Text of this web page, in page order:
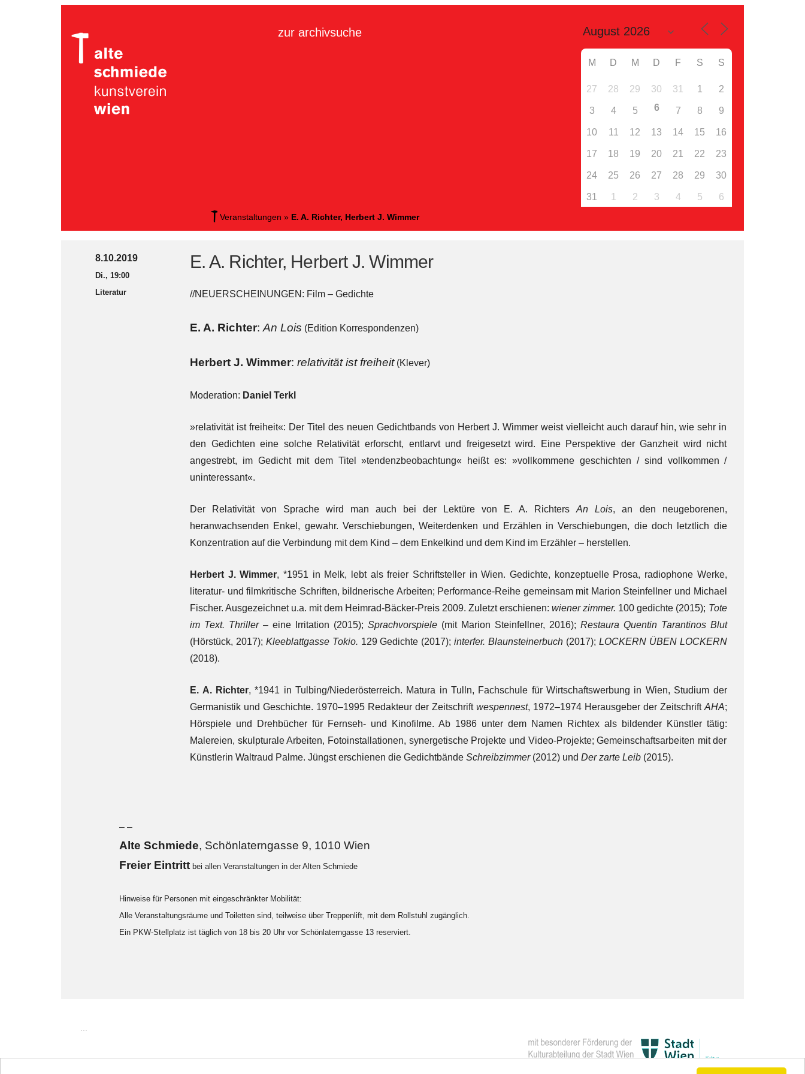
zur archivsuche
M D M D F S S
27 28 29 30 31 1 2
3 4 5 6 7 8 9
10 11 12 13 14 15 16
17 18 19 20 21 22 23
24 25 26 27 28 29 30
31 1 2 3 4 5 6
Veranstaltungen » E. A. Richter, Herbert J. Wimmer
8.10.2019
Di., 19:00
Literatur
E. A. Richter, Herbert J. Wimmer
//NEUERSCHEINUNGEN: Film – Gedichte
E. A. Richter:An Lois (Edition Korrespondenzen)
Herbert J. Wimmer:relativität ist freiheit(Klever)
Moderation: Daniel Terkl
»relativität ist freiheit«: Der Titel des neuen Gedichtbands von Herbert J. Wimmer weist vielleicht auch darauf hin, wie sehr in
den Gedichten eine solche Relativität erforscht, entlarvt und freigesetzt wird. Eine Perspektive der Ganzheit wird nicht
angestrebt, im Gedicht mit dem Titel »tendenzbeobachtung« heißt es: »vollkommene geschichten / sind vollkommen /
uninteressant«.
Der Relativität von Sprache wird man auch bei der Lektüre von E. A. RichtersAn Lois, an den neugeborenen,
heranwachsenden Enkel, gewahr. Verschiebungen, Weiterdenken und Erzählen in Verschiebungen, die doch letztlich die
Konzentration auf die Verbindung mit dem Kind – dem Enkelkind und dem Kind im Erzähler – herstellen.
Herbert J. Wimmer, *1951 in Melk, lebt als freier Schriftsteller in Wien. Gedichte, konzeptuelle Prosa, radiophone Werke,
literatur- und filmkritische Schriften, bildnerische Arbeiten; Performance-Reihe gemeinsam mit Marion Steinfellner und Michael
Fischer. Ausgezeichnet u.a. mit dem Heimrad-Bäcker-Preis 2009. Zuletzt erschienen:wiener zimmer. 100 gedichte (2015); Tote
im Text. Thriller– eine Irritation (2015); Sprachvorspiele(mit Marion Steinfellner, 2016); Restaura Quentin Tarantinos Blut
(Hörstück, 2017); Kleeblattgasse Tokio. 129 Gedichte (2017);interfer. Blaunsteinerbuch (2017); LOCKERN ÜBEN LOCKERN
(2018).
E. A. Richter, *1941 in Tulbing/Niederösterreich. Matura in Tulln, Fachschule für Wirtschaftswerbung in Wien, Studium der
Germanistik und Geschichte. 1970–1995 Redakteur der Zeitschrift wespennest, 1972–1974 Herausgeber der Zeitschrift AHA;
Hörspiele und Drehbücher für Fernseh- und Kinofilme. Ab 1986 unter dem Namen Richtex als bildender Künstler tätig:
Malereien, skulpturale Arbeiten, Fotoinstallationen, synergetische Projekte und Video-Projekte; Gemeinschaftsarbeiten mit der
Künstlerin Waltraud Palme. Jüngst erschienen die GedichtbändeSchreibzimmer(2012) undDer zarte Leib (2015).
– –
Alte Schmiede, Schönlaterngasse 9, 1010 Wien
Freier Eintritt bei allen Veranstaltungen in der Alten Schmiede
Hinweise für Personen mit eingeschränkter Mobilität:
Alle Veranstaltungsräume und Toiletten sind, teilweise über Treppenlift, mit dem Rollstuhl zugänglich.
Ein PKW-Stellplatz ist täglich von 18 bis 20 Uhr vor Schönlaterngasse 13 reserviert.